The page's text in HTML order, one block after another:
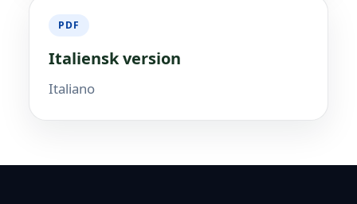
PDF
Italiensk version
Italiano